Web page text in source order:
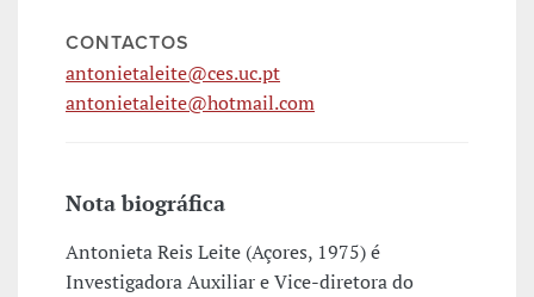
CONTACTOS
antonietaleite@ces.uc.pt
antonietaleite@hotmail.com
Nota biográfica
Antonieta Reis Leite (Açores, 1975) é
Investigadora Auxiliar e Vice-diretora do